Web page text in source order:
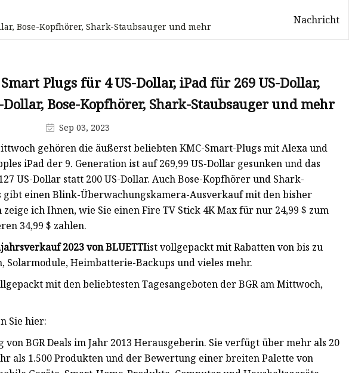
Bose-Kopfhörer, Shark-Staubsauger und mehr
Nachricht
Plugs für 4 US-Dollar, iPad für 269 US-Dollar,
Bose-Kopfhörer, Shark-Staubsauger und mehr
Sep 03, 2023
gehören die äußerst beliebten KMC-Smart-Plugs mit Alexa und
iPad der 9. Generation ist auf 269,99 US-Dollar gesunken und das
US-Dollar statt 200 US-Dollar. Auch Bose-Kopfhörer und Shark-
gibt einen Blink-Überwachungskamera-Ausverkauf mit den bisher
ich Ihnen, wie Sie einen Fire TV Stick 4K Max für nur 24,99 $ zum
34,99 $ zahlen.
2023 von BLUETTIist vollgepackt mit Rabatten von bis zu
Solarmodule, Heimbatterie-Backups und vieles mehr.
mit den beliebtesten Tagesangeboten der BGR am Mittwoch,
Sie hier:
BGR Deals im Jahr 2013 Herausgeberin. Sie verfügt über mehr als 20
als 1.500 Produkten und der Bewertung einer breiten Palette von